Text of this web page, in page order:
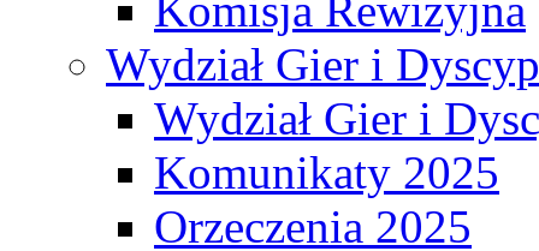
Wydział Gier i
Wydział Gier i
Komunikaty 2025
Orzeczenia 2025